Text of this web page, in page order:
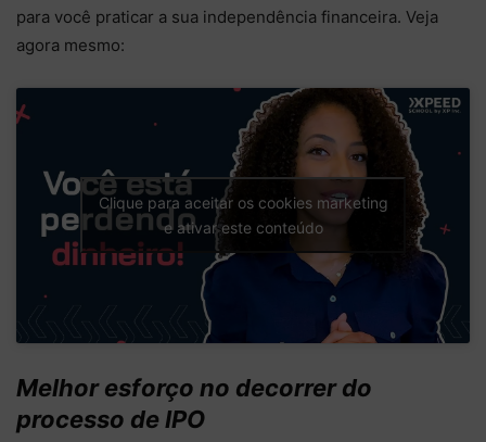
para você praticar a sua independência financeira. Veja
agora mesmo:
Clique para aceitar os cookies marketing
e ativar este conteúdo
Melhor esforço no decorrer do
processo de IPO